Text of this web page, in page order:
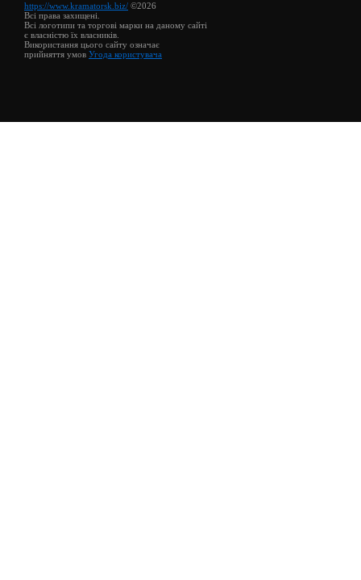
https://www.kramatorsk.biz/ ©2026
Всі права захищені.
Всі логотипи та торгові марки на даному сайті
є власністю їх власників.
Використання цього сайту означає
прийняття умов Угода користувача